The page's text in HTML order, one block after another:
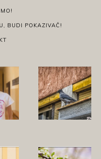
BUDI POKAZIVAČ!